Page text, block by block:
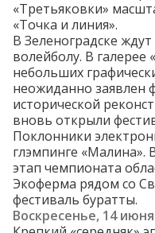
«Третьяковки»
«Точка и линия».
В Зеленоградске ждут
волейболу. В галерее
небольших
неожиданно заявлен
исторической
вновь открыли
Поклонники
глэмпинге «Малина».
этап чемпионата
Экоферма рядом со
фестиваль буратты.
Воскресенье, 14 июня